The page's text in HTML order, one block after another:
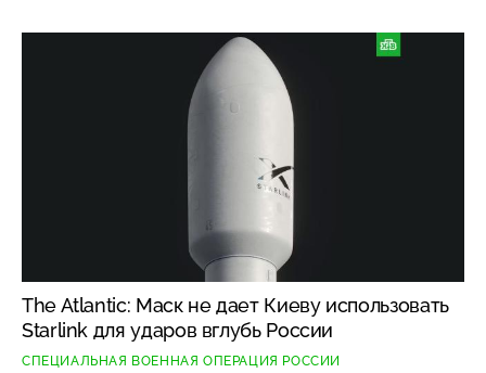
The Atlantic: Маск не дает Киеву использовать
Starlink для ударов вглубь России
СПЕЦИАЛЬНАЯ ВОЕННАЯ ОПЕРАЦИЯ РОССИИ